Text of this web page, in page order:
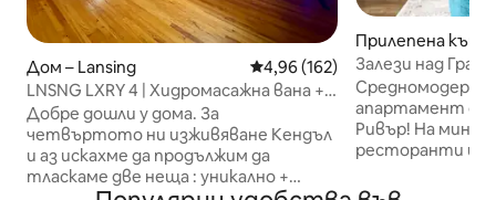
Дом – Lansing Средна оценка: 4,96 от 5,
4,96 (162)
LNSNG LXRY 4 | Хидромасажна вана +
атмосфера
Добре дошли у дома. За
четвъртото ни изживяване Кендъл
и аз искахме да продължим да
тласкаме две неща : уникално +
Прилепена къща
Залези над
Средномодерен
апартамент с
Ривър! На
ресторанти и
протежение на